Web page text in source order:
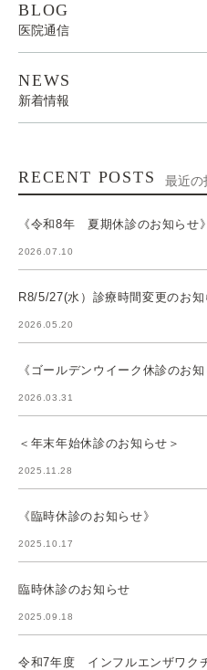
BLOG
医院通信
NEWS
新着情報
RECENT POSTS 最近の
《令和8年 夏期休診のお知らせ》
2026.07.10
R8/5/27(水）診療時間変更のお知
2026.05.20
《ゴールデンウイーク休診のお知
2026.03.31
＜年末年始休診のお知らせ＞
2025.11.28
《臨時休診のお知らせ》
2025.10.17
臨時休診のお知らせ
2025.09.18
令和7年度 インフルエンザワク